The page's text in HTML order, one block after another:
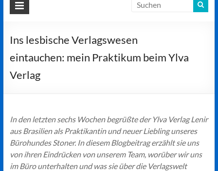
Ins lesbische Verlagswesen
eintauchen: mein Praktikum beim Ylva
Verlag
In den letzten sechs Wochen begrüßte der Ylva Verlag Lenir
aus Brasilien als Praktikantin und neuer Liebling unseres
Bürohundes Stoner. In diesem Blogbeitrag erzählt sie uns
von ihren Eindrücken von unserem Team, worüber wir uns
im Büro unterhalten und was sie über die Verlagswelt